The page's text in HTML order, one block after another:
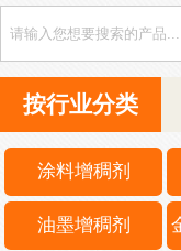
按行业分类
涂料增稠剂
油墨增稠剂